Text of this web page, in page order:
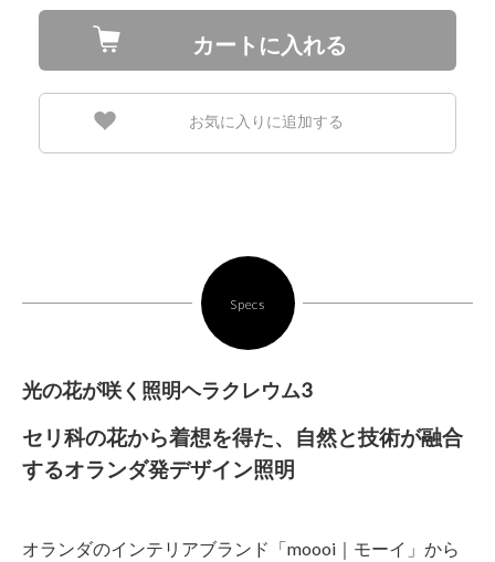
カートに入れる
お気に入りに追加する
Specs
光の花が咲く照明ヘラクレウム3
セリ科の花から着想を得た、自然と技術が融合
するオランダ発デザイン照明
オランダのインテリアブランド「moooi｜モーイ」から